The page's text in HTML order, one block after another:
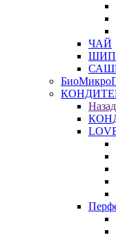
ЧАЙ
Назад